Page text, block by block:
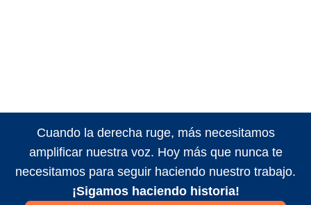
Cuando la derecha ruge, más necesitamos
amplificar nuestra voz. Hoy más que nunca te
necesitamos para seguir haciendo nuestro trabajo.
¡Sigamos haciendo historia!